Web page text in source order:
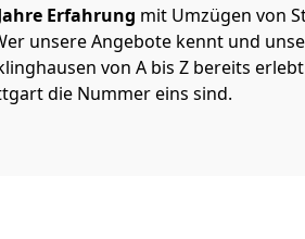
Erfahrung mit Umzügen von
unsere Angebote kennt und
von A bis Z bereits
die Nummer eins sind.